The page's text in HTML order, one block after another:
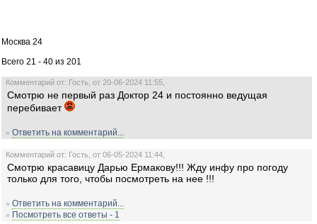
Москва 24
Всего 21 - 40 из 201
Комментарий от: Гость, от 20-06-2024 11:55,
Смотрю не первый раз Доктор 24 и постоянно ведущая
перебивает
» Ответить на комментарий...
Комментарий от: Гость, от 06-05-2024 11:44,
Смотрю красавицу Дарью Ермакову!!! Жду инфу про погоду
только для того, чтобы посмотреть на нее !!!
» Ответить на комментарий...
» Посмотреть все ответы - 1